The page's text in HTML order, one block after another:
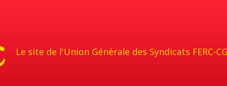
Le site de l'Union Générale des Syndicats FERC-